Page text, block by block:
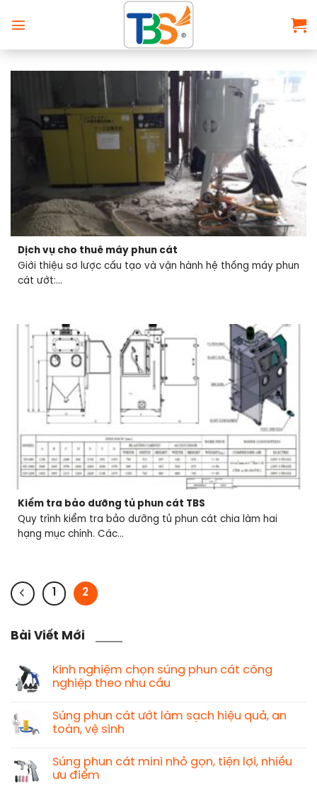
đến
Dịch vụ cho thuê máy phun cát
Giới thiệu sơ lược cấu tạo và vận hành hệ thống máy phun
cát ướt:...
Kiểm tra bảo dưỡng tủ phun cát TBS
Quy trình kiểm tra bảo dưỡng tủ phun cát chia làm hai
hạng mục chính. Các...
2
Bài Viết Mới
Kinh nghiệm chọn súng phun cát công
nghiệp theo nhu cầu
Súng phun cát ướt làm sạch hiệu quả, an
toàn, vệ sinh
Súng phun cát mini nhỏ gọn, tiện lợi, nhiều
ưu điểm